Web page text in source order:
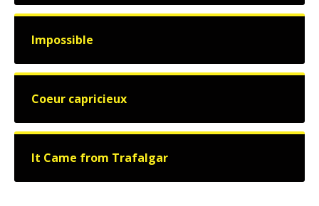
Impossible
Coeur capricieux
It Came from Trafalgar